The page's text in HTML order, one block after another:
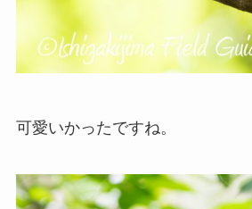
可愛いかったですね。